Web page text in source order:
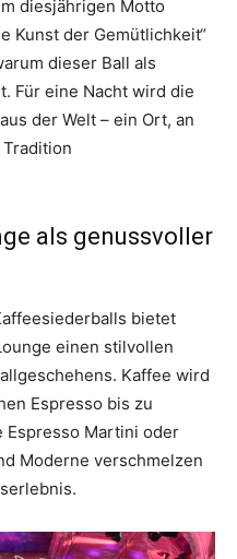
diesjährigen Motto
Kunst der Gemütlichkeit“
dieser Ball als
Für eine Nacht wird die
der Welt – ein Ort, an
als genussvoller
bietet
einen stilvollen
Kaffee wird
Espresso bis zu
Martini oder
Moderne verschmelzen